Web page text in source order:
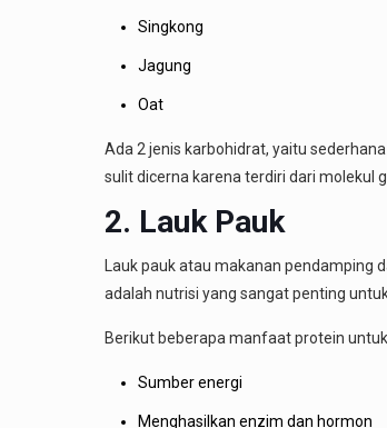
Singkong
Jagung
Oat
Ada 2 jenis karbohidrat, yaitu
sulit dicerna karena terdiri dari molekul
2. Lauk Pauk
Lauk pauk atau makanan
adalah nutrisi yang sangat penting
Berikut beberapa manfaat protein
Sumber energi
Menghasilkan enzim dan hormon